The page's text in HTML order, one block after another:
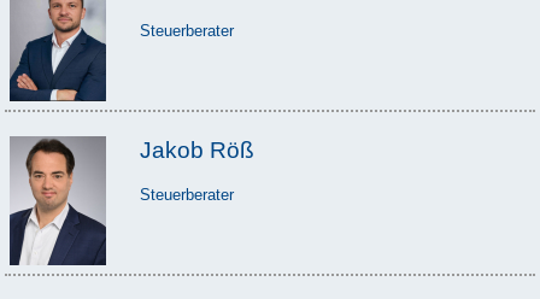
Steuerberater
Jakob Röß
Steuerberater